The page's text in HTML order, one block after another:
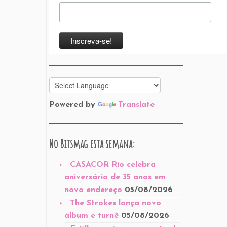
Powered by Translate
No Bitsmag esta semana:
CASACOR Rio celebra
aniversário de 35 anos em
novo endereço 05/08/2026
The Strokes lança novo
álbum e turnê 05/08/2026